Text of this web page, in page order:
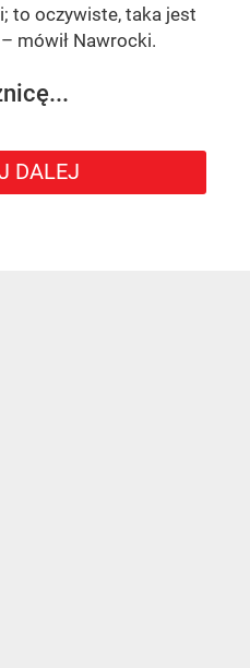
to oczywiste, taka jest
mówił Nawrocki.
DALEJ